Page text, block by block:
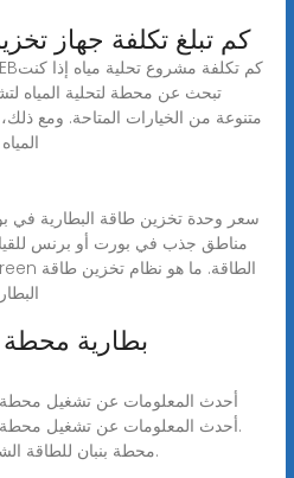
كم تبلغ تكلفة جهاز
تبحث عن محطة لتحلية المياه
متنوعة من الخيارات المتاحة. ومع
المياه
مناطق جذب في بورت أو برنس
بطارية
أحدث المعلومات عن تشغيل
أحدث المعلومات عن تشغيل
WEBDec 24, 2023· 4- محطة بنبان للطاقة الشمسية.